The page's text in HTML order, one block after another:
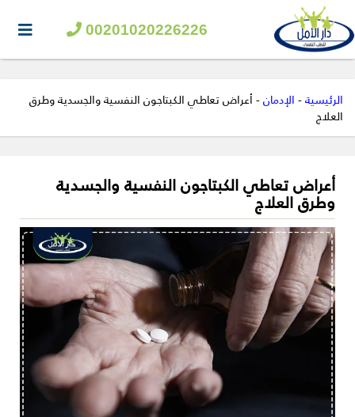
00201020226226
الرئيسية-الإدمان-أعراض تعاطي الكبتاجون النفسية والجسدية وطرق
العلاج
أعراض تعاطي الكبتاجون النفسية والجسدية
وطرق العلاج